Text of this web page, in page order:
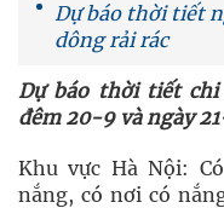
Dự báo thời tiết
dông rải rác
Dự báo thời tiết
đêm 20-9 và ngày
Khu vực Hà Nội:
nắng, có nơi có